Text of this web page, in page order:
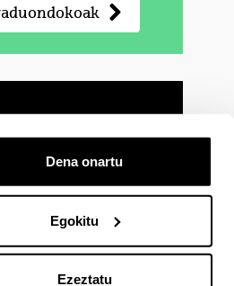
Dena onartu
Egokitu
Ezeztatu
Kontaktua
en
Youtube-enEHU Vimeo-enEHU Flickr-en